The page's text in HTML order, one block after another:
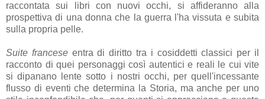
raccontata sui libri con nuovi occhi, si affideranno alla
prospettiva di una donna che la guerra l'ha vissuta e subita
sulla propria pelle.
Suite franceseentra di diritto tra i cosiddetti classici per il
racconto di quei personaggi così autentici e reali le cui vite
si dipanano lente sotto i nostri occhi, per quell'incessante
flusso di eventi che determina la Storia, ma anche per uno